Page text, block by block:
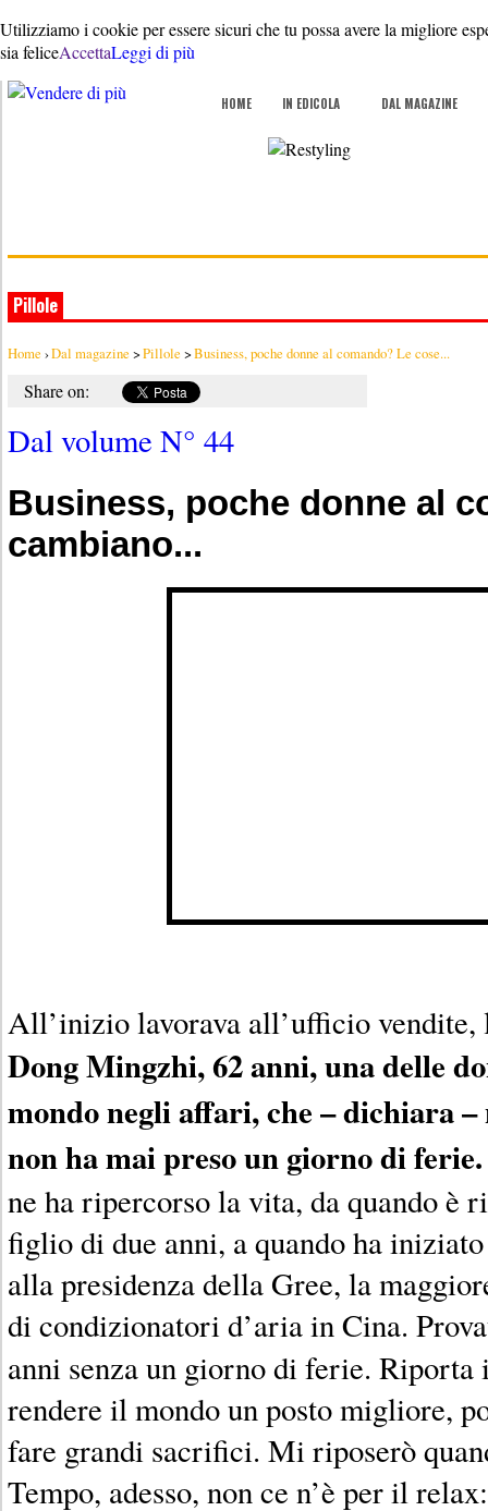
Utilizziamo i cookie per essere sicuri che tu possa avere la migliore
sia feliceAccettaLeggi di più
HOME IN EDICOLA DAL MAGAZINE
Pillole
Home ›Dal magazine >Pillole >Business, poche donne al comando? Le cose...
Share on:
Dal volume N° 44
Business, poche donne al
cambiano...
All’inizio lavorava all’ufficio
Dong Mingzhi, 62 anni, una delle
mondo negli affari, che – dichiara
non ha mai preso un giorno di ferie.
ne ha ripercorso la vita, da quando è
figlio di due anni, a quando ha
alla presidenza della Gree, la
di condizionatori d’aria in Cina.
anni senza un giorno di ferie.
rendere il mondo un posto migliore,
fare grandi sacrifici. Mi riposerò
Tempo, adesso, non ce n’è per il